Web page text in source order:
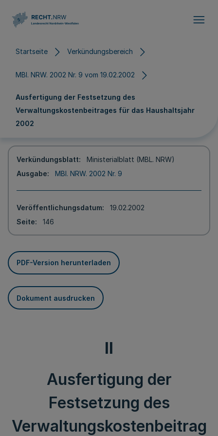
Startseite Verkündungsbereich
MBl. NRW. 2002 Nr. 9 vom 19.02.2002
Ausfertigung der Festsetzung des
Verwaltungskostenbeitrages für das Haushaltsjahr
2002
Verkündungsblatt
Ministerialblatt (MBL. NRW)
Ausgabe
MBl. NRW. 2002 Nr. 9
Veröffentlichungsdatum
19.02.2002
Seite
146
PDF-Version herunterladen
Dokument ausdrucken
II
Ausfertigung der
Festsetzung des
Verwaltungskostenbeitrag